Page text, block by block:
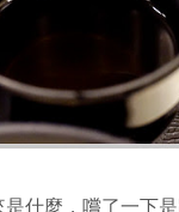
大碗的白飯，吃不
，聽說續飯也是免